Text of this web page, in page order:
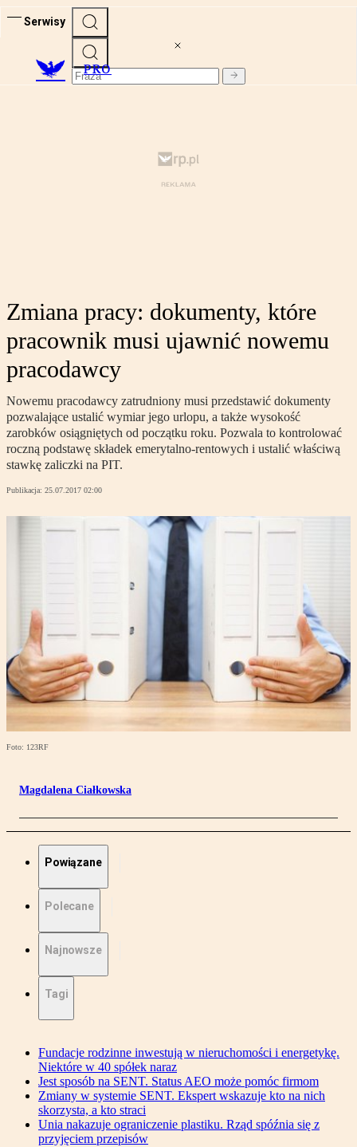
Serwisy
PRO
Zmiana pracy: dokumenty, które
pracownik musi ujawnić nowemu
pracodawcy
Nowemu pracodawcy zatrudniony musi przedstawić dokumenty
pozwalające ustalić wymiar jego urlopu, a także wysokość
zarobków osiągniętych od początku roku. Pozwala to kontrolować
roczną podstawę składek emerytalno-rentowych i ustalić właściwą
stawkę zaliczki na PIT.
Publikacja: 25.07.2017 02:00
Foto: 123RF
Magdalena Ciałkowska
Powiązane
Polecane
Najnowsze
Tagi
Fundacje rodzinne inwestują w nieruchomości i energetykę.
Niektóre w 40 spółek naraz
Jest sposób na SENT. Status AEO może pomóc firmom
Zmiany w systemie SENT. Ekspert wskazuje kto na nich
skorzysta, a kto straci
Unia nakazuje ograniczenie plastiku. Rząd spóźnia się z
przyjęciem przepisów